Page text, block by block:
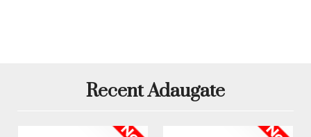
Recent Adaugate